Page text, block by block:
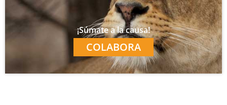
¡Súmate a la causa!
COLABORA